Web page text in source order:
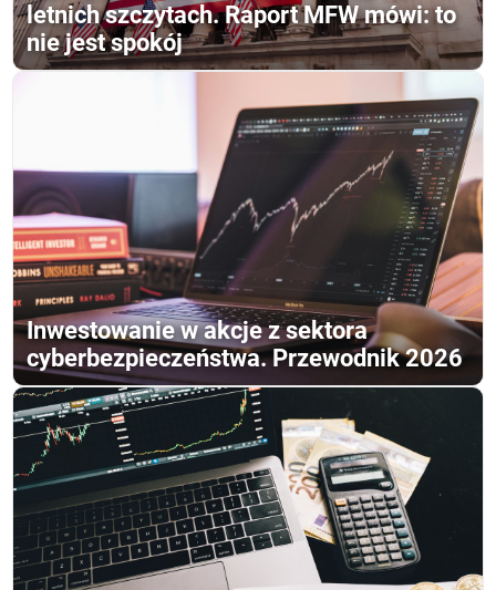
letnich szczytach. Raport MFW mówi: to
nie jest spokój
Inwestowanie w akcje z sektora
cyberbezpieczeństwa. Przewodnik 2026